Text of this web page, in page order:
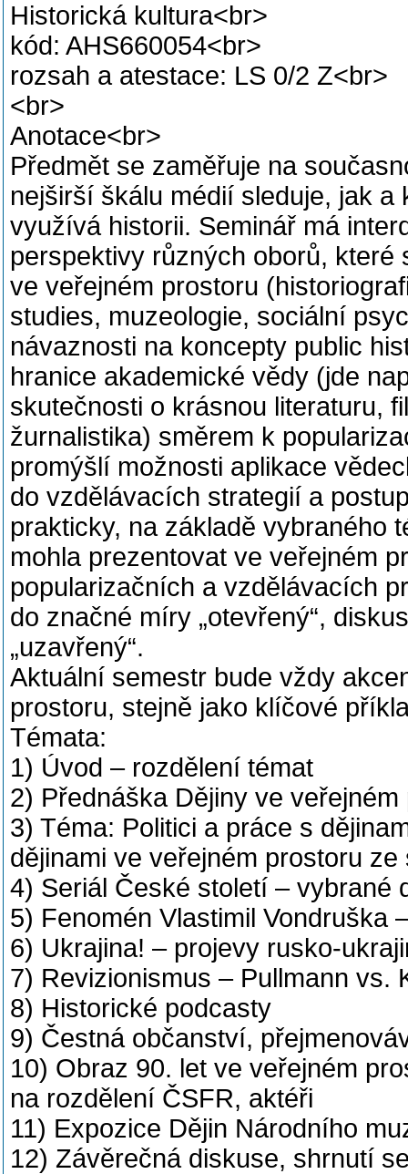
Historická kultura<br>
kód: AHS660054<br>
rozsah a atestace: LS 0/2 Z<br>
<br>
Anotace<br>
Předmět se zaměřuje na
nejširší škálu médií sleduje, jak
využívá historii. Seminář má
perspektivy různých oborů,
ve veřejném prostoru
studies, muzeologie, sociální
návaznosti na koncepty public
hranice akademické vědy (jde
skutečnosti o krásnou literaturu,
žurnalistika) směrem k
promýšlí možnosti aplikace
do vzdělávacích strategií a
prakticky, na základě vybraného
mohla prezentovat ve veřejném
popularizačních a vzdělávacích
do značné míry „otevřený“,
„uzavřený“.
Aktuální semestr bude vždy
prostoru, stejně jako klíčové
Témata:
1) Úvod – rozdělení témat
2) Přednáška Dějiny ve veřejném
3) Téma: Politici a práce s
dějinami ve veřejném prostoru ze
4) Seriál České století – vybrané
5) Fenomén Vlastimil Vondruška
6) Ukrajina! – projevy rusko-
7) Revizionismus – Pullmann vs.
8) Historické podcasty
9) Čestná občanství,
10) Obraz 90. let ve veřejném
na rozdělení ČSFR, aktéři
11) Expozice Dějin Národního
12) Závěrečná diskuse, shrnutí